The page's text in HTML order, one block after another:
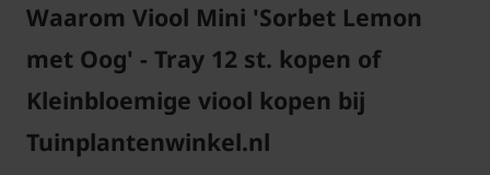
Waarom Viool Mini 'Sorbet Lemon
met Oog' - Tray 12 st. kopen of
Kleinbloemige viool kopen bij
Tuinplantenwinkel.nl